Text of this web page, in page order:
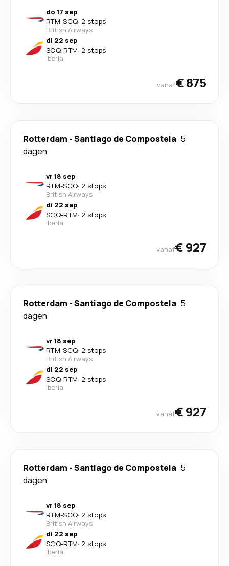
do 17 sep
RTM-SCQ· 2 stops
British Airways
di 22 sep
SCQ-RTM· 2 stops
Iberia
vanaf€ 875
Rotterdam -Santiago de Compostela 5
dagen
vr 18 sep
RTM-SCQ· 2 stops
British Airways
di 22 sep
SCQ-RTM· 2 stops
Iberia
vanaf€ 927
Rotterdam -Santiago de Compostela 5
dagen
vr 18 sep
RTM-SCQ· 2 stops
British Airways
di 22 sep
SCQ-RTM· 2 stops
Iberia
vanaf€ 927
Rotterdam -Santiago de Compostela 5
dagen
vr 18 sep
RTM-SCQ· 2 stops
British Airways
di 22 sep
SCQ-RTM· 2 stops
Iberia